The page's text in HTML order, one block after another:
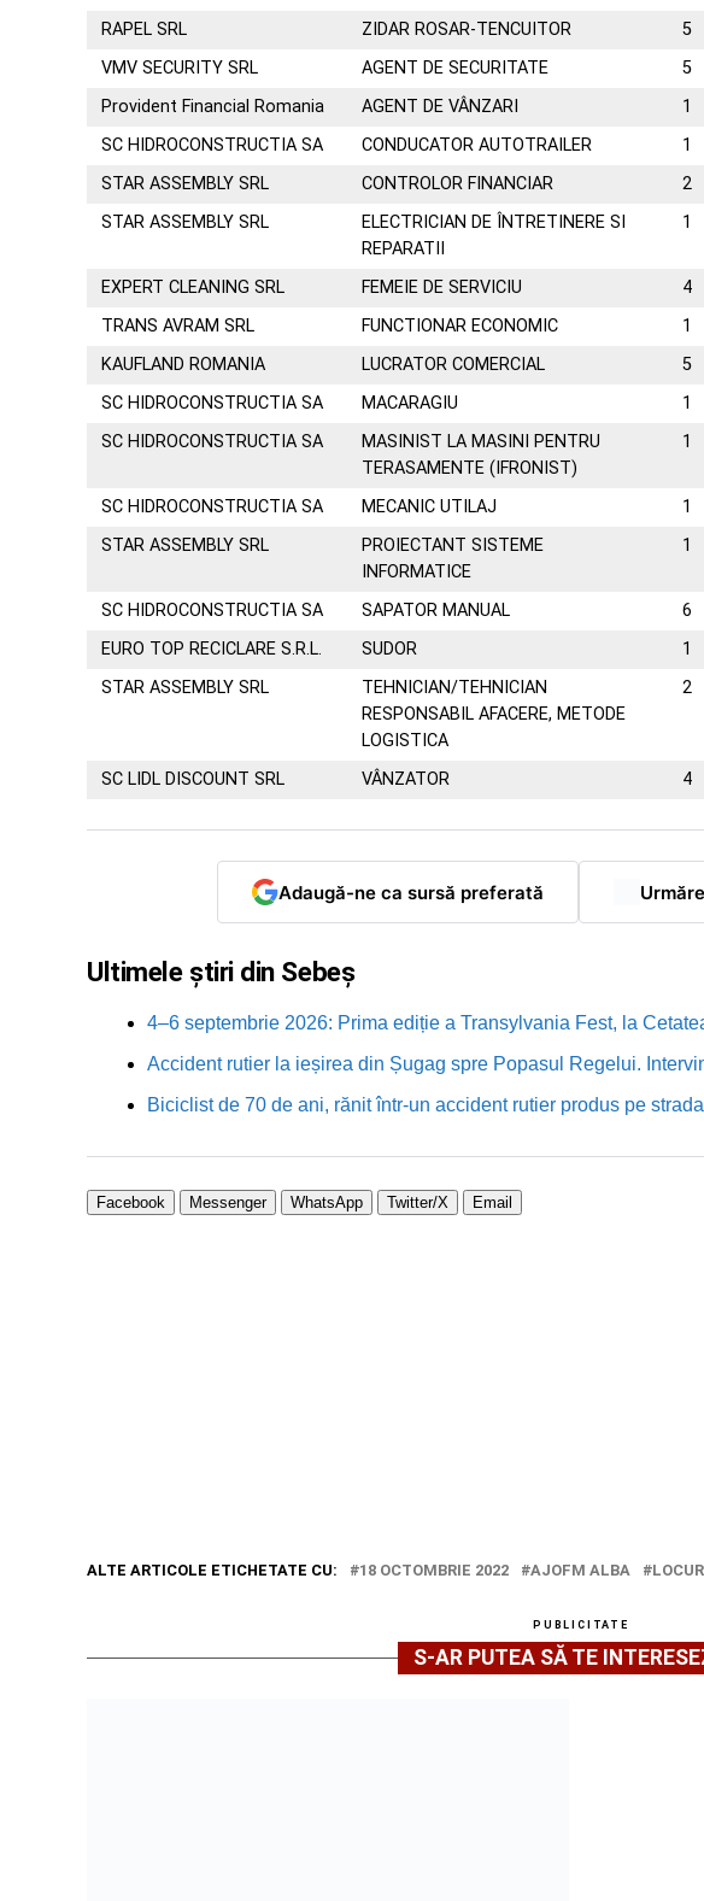
RAPEL SRL
ZIDAR ROSAR-TENCUITOR 5
VMV SECURITY SRL
AGENT DE SECURITATE 5
Provident Financial Romania
AGENT DE VÂNZARI 1
SC HIDROCONSTRUCTIA SA
CONDUCATOR AUTOTRAILER 1
STAR ASSEMBLY SRL
CONTROLOR FINANCIAR 2
STAR ASSEMBLY SRL
ELECTRICIAN DE ÎNTRETINERE SI
REPARATII
1
EXPERT CLEANING SRL FEMEIE DE SERVICIU 4
TRANS AVRAM SRL
FUNCTIONAR ECONOMIC 1
KAUFLAND ROMANIA
LUCRATOR COMERCIAL 5
SC HIDROCONSTRUCTIA SA
MACARAGIU 1
SC HIDROCONSTRUCTIA SA
MASINIST LA MASINI PENTRU
TERASAMENTE (IFRONIST)
1
SC HIDROCONSTRUCTIA SA MECANIC UTILAJ 1
STAR ASSEMBLY SRL
PROIECTANT SISTEME
INFORMATICE
1
SC HIDROCONSTRUCTIA SA SAPATOR MANUAL 6
EURO TOP RECICLARE S.R.L.
SUDOR 1
STAR ASSEMBLY SRL
TEHNICIAN/TEHNICIAN
RESPONSABIL AFACERE, METODE
LOGISTICA
2
SC LIDL DISCOUNT SRL VÂNZATOR 4
Adaugă-ne ca sursă preferată
Ultimele știri din Sebeș
4–6 septembrie 2026: Prima ediție a Transylvania Fest, la
Accident rutier la ieșirea din Șugag spre Popasul Regelui.
Biciclist de 70 de ani, rănit într-un accident rutier produs pe
Facebook Messenger WhatsApp Twitter/X Email
ALTE ARTICOLE ETICHETATE CU: 18 OCTOMBRIE 2022 AJOFM ALBA
PUBLICITATE
S-AR PUTEA SĂ TE